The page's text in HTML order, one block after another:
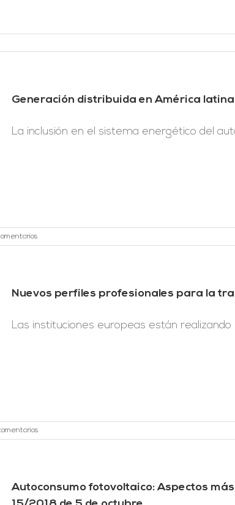
Generación distribuida en América latina
La inclusión en el sistema energético del
Nuevos perfiles profesionales para la
Las instituciones europeas están realizando
Autoconsumo fotovoltaico: Aspectos